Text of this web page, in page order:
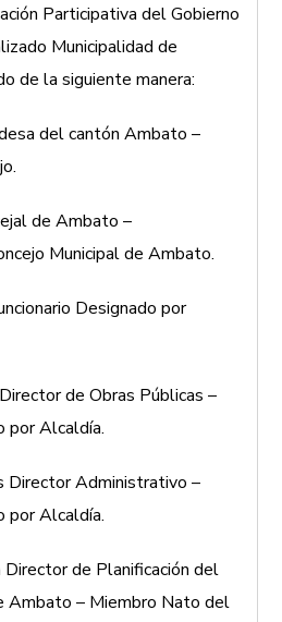
Participativa del Gobierno
Municipalidad de
de la siguiente manera:
del cantón Ambato –
de Ambato –
Municipal de Ambato.
Designado por
Director de Obras Públicas –
por Alcaldía.
Director Administrativo –
por Alcaldía.
Director de Planificación del
Ambato – Miembro Nato del